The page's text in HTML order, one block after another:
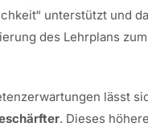
unterstützt und
des Lehrplans
lässt
. Dieses